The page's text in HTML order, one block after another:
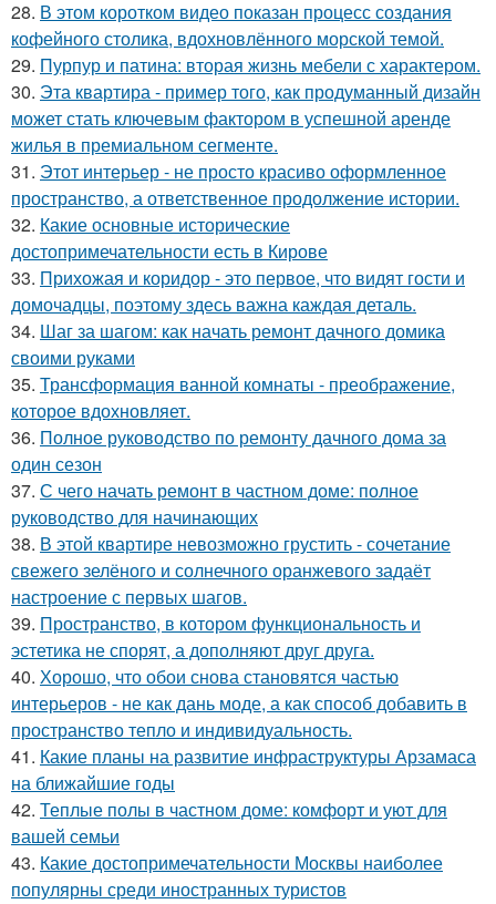
28. В этом коротком видео показан процесс создания
кофейного столика, вдохновлённого морской темой.
29. Пурпур и патина: вторая жизнь мебели с характером.
30. Эта квартира - пример того, как продуманный дизайн
может стать ключевым фактором в успешной аренде
жилья в премиальном сегменте.
31. Этот интерьер - не просто красиво оформленное
пространство, а ответственное продолжение истории.
32. Какие основные исторические
достопримечательности есть в Кирове
33. Прихожая и коридор - это первое, что видят гости и
домочадцы, поэтому здесь важна каждая деталь.
34. Шаг за шагом: как начать ремонт дачного домика
своими руками
35. Трансформация ванной комнаты - преображение,
которое вдохновляет.
36. Полное руководство по ремонту дачного дома за
один сезон
37. С чего начать ремонт в частном доме: полное
руководство для начинающих
38. В этой квартире невозможно грустить - сочетание
свежего зелёного и солнечного оранжевого задаёт
настроение с первых шагов.
39. Пространство, в котором функциональность и
эстетика не спорят, а дополняют друг друга.
40. Хорошо, что обои снова становятся частью
интерьеров - не как дань моде, а как способ добавить в
пространство тепло и индивидуальность.
41. Какие планы на развитие инфраструктуры Арзамаса
на ближайшие годы
42. Теплые полы в частном доме: комфорт и уют для
вашей семьи
43. Какие достопримечательности Москвы наиболее
популярны среди иностранных туристов